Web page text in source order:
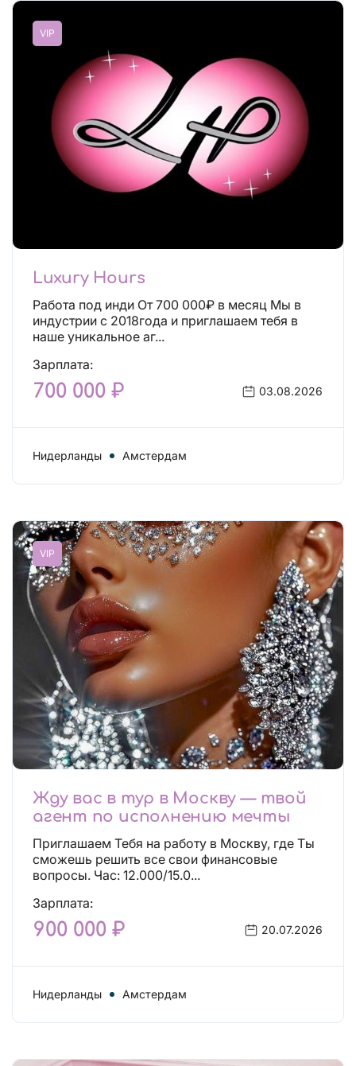
VIP
Luxury Hours
Работа под инди От 700 000₽ в месяц Мы в
индустрии с 2018года и приглашаем тебя в
наше уникальное аг...
Зарплата:
700 000 ₽ 03.08.2026
Нидерланды Амстердам
VIP
Жду вас в тур в Москву — твой
агент по исполнению мечты
Приглашаем Тебя на работу в Москву, где Ты
сможешь решить все свои финансовые
вопросы. Час: 12.000/15.0...
Зарплата:
900 000 ₽ 20.07.2026
Нидерланды Амстердам